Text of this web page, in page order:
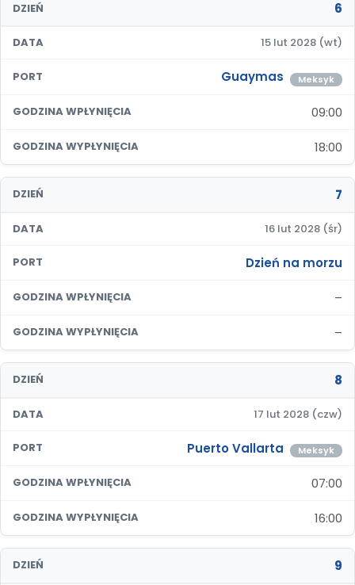
DZIEŃ 6
DATA 15 lut 2028 (wt)
PORT Guaymas Meksyk
GODZINA WPŁYNIĘCIA 09:00
GODZINA WYPŁYNIĘCIA 18:00
DZIEŃ 7
DATA 16 lut 2028 (śr)
PORT Dzień na morzu
GODZINA WPŁYNIĘCIA –
GODZINA WYPŁYNIĘCIA –
DZIEŃ 8
DATA 17 lut 2028 (czw)
PORT Puerto Vallarta Meksyk
GODZINA WPŁYNIĘCIA 07:00
GODZINA WYPŁYNIĘCIA 16:00
DZIEŃ 9